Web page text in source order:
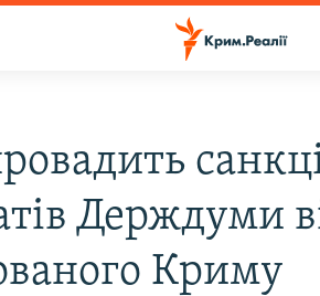
Держдуми
Криму